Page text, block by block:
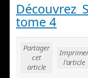
Découvrez
tome 4
Partager
cet
article
l'article